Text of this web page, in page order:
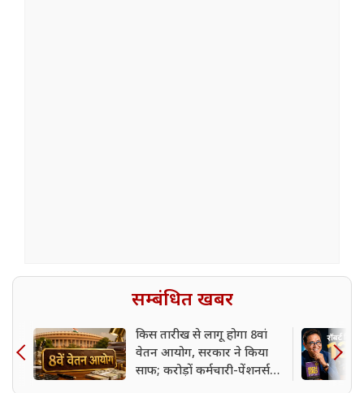
सम्बंधित खबर
किस तारीख से लागू होगा 8वां
वेतन आयोग, सरकार ने किया
साफ; करोड़ों कर्मचारी-पेंशनर्स